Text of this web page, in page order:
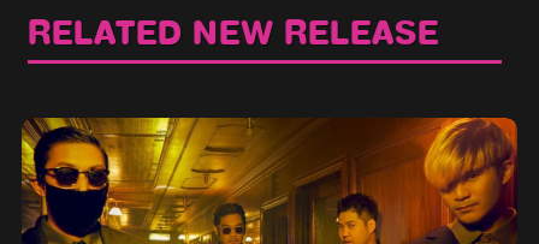
RELATED NEW RELEASE